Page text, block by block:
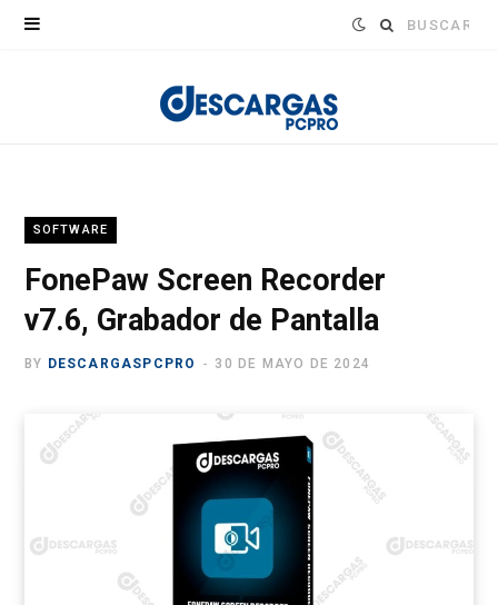
Buscar:
SOFTWARE
FonePaw Screen Recorder
v7.6, Grabador de Pantalla
BY DESCARGASPCPRO 30 DE MAYO DE 2024